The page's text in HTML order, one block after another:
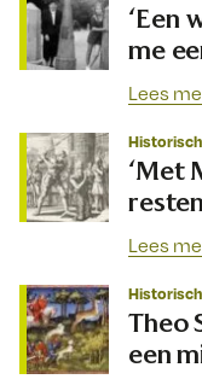
‘Een
me
Lees
‘Met
Lees
Theo
een